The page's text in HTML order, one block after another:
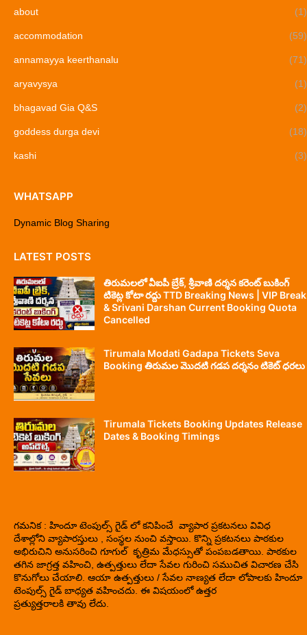
about (1)
accommodation (59)
annamayya keerthanalu (71)
aryavysya (1)
bhagavad Gia Q&S (2)
goddess durga devi (18)
kashi (3)
WHATSAPP
Dynamic Blog Sharing
LATEST POSTS
తిరుమలలో వీఐపీ బ్రేక్, శ్రీవాణి దర్శన కరెంట్ బుకింగ్
టికెట్ల కోటా రద్దు TTD Breaking News | VIP Break
& Srivani Darshan Current Booking Quota
Cancelled
Tirumala Modati Gadapa Tickets Seva
Booking తిరుమల మొదటి గడప దర్శనం టికెట్ ధరలు
Tirumala Tickets Booking Updates Release
Dates & Booking Timings
గమనిక : హిందూ టెంపుల్స్ గైడ్ లో కనిపించే వ్యాపార ప్రకటనలు వివిధ
దేశాల్లోని వ్యాపారస్తులు , సంస్థల నుంచి వస్తాయి. కొన్ని ప్రకటనలు పాఠకుల
అభిరుచిని అనుసరించి గూగుల్ కృత్రిమ మేధస్సుతో పంపబడతాయి. పాఠకుల
తగిన జాగ్రత్త వహించి, ఉత్పత్తులు లేదా సేవల గురించి సముచిత విచారణ చేసి
కొనుగోలు చేయాలి. ఆయా ఉత్పత్తులు / సేవల నాణ్యత లేదా లోపాలకు హిందూ
టెంపుల్స్ గైడ్ బాధ్యత వహించదు. ఈ విషయంలో ఉత్తర
ప్రత్యుత్తరాలకి తావు లేదు.